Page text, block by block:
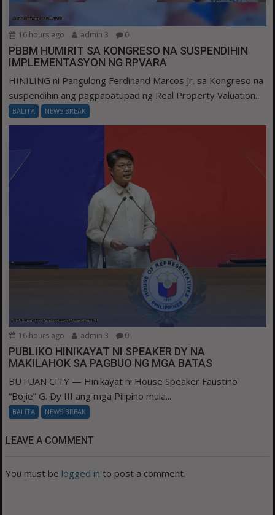
16 hours ago admin 3 0
PBBM HUMIRIT SA KONGRESO NA SUSPENDIHIN
IMPLEMENTASYON NG RPVARA
HINILING ni Pangulong Ferdinand Marcos Jr. sa Kongreso na
suspendihin ang pagpapatupad ng Real Property Valuation...
BALITA NEWS BREAK
16 hours ago admin 3 0
PUBLIKO HINIKAYAT NI SPEAKER DY NA
MAKILAHOK SA PAGBUO NG MGA BATAS
BUTUAN CITY — Hinikayat ni House Speaker Faustino
“Bojie” G. Dy III ang mga Pilipino mula...
BALITA NEWS BREAK
LEAVE A COMMENT
You must be logged in to post a comment.